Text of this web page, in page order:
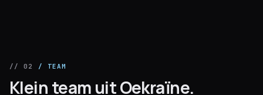
// 02 / TEAM
Klein team uit Oekraïne.